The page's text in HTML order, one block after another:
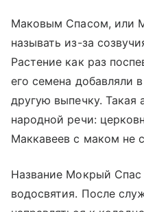
Маковым Спасом, или
называть из-за
Растение как раз
его семена добавляли
другую выпечку. Такая
народной речи:
Маккавеев с маком не
Название Мокрый Спас
водосвятия. После